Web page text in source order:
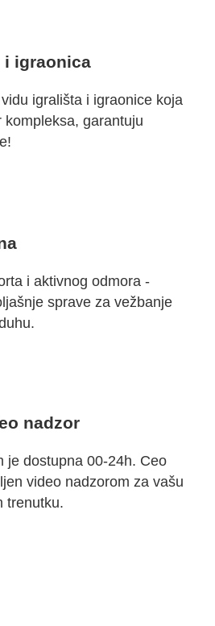
i igraonica
igrališta i igraonice koja
kompleksa, garantuju
i aktivnog odmora -
sprave za vežbanje
nadzor
je dostupna 00-24h. Ceo
video nadzorom za vašu
trenutku.​